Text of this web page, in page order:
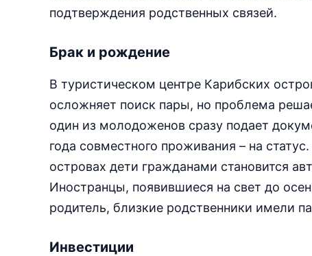
подтверждения родственных связей.
Брак и рождение
В туристическом центре Карибских
осложняет поиск пары, но проблема
один из молодоженов сразу подает
года совместного проживания – на
островах дети гражданами становится
Иностранцы, появившиеся на свет до
родитель, близкие родственники имели
Инвестиции